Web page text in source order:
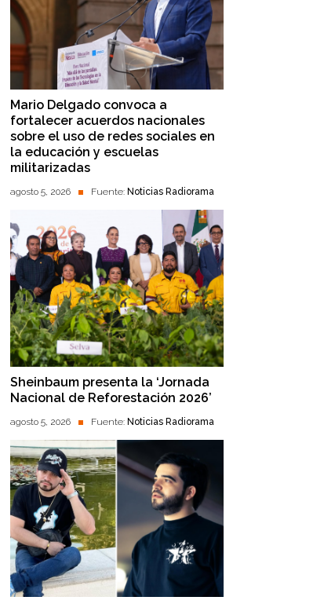
Mario Delgado convoca a
fortalecer acuerdos nacionales
sobre el uso de redes sociales en
la educación y escuelas
militarizadas
agosto 5, 2026 Fuente: Noticias Radiorama
Sheinbaum presenta la ‘Jornada
Nacional de Reforestación 2026’
agosto 5, 2026 Fuente: Noticias Radiorama